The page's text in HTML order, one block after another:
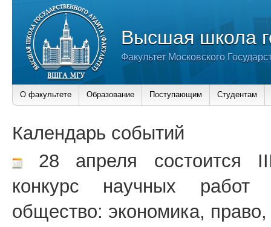
Высшая школа
Факультет Московского
О факультете Образование Поступающим Студентам
Календарь событий
28 апреля состоится
конкурс научных работ
общество: экономика, право,